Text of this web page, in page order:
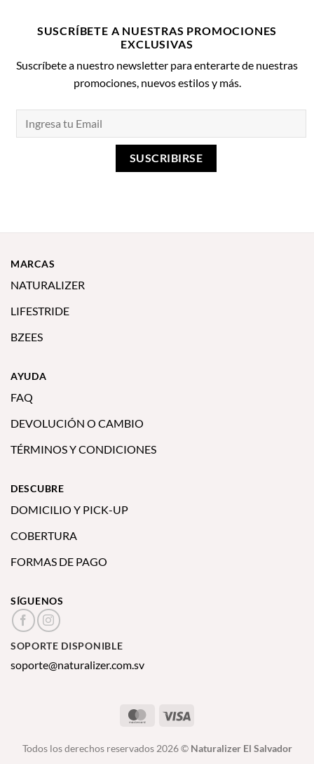
SUSCRÍBETE A NUESTRAS PROMOCIONES
EXCLUSIVAS
Suscríbete a nuestro newsletter para enterarte de nuestras
promociones, nuevos estilos y más.
MARCAS
NATURALIZER
LIFESTRIDE
BZEES
AYUDA
FAQ
DEVOLUCIÓN O CAMBIO
TÉRMINOS Y CONDICIONES
DESCUBRE
DOMICILIO Y PICK-UP
COBERTURA
FORMAS DE PAGO
SÍGUENOS
SOPORTE DISPONIBLE
soporte@naturalizer.com.sv
MasterCard
Todos los derechos reservados 2026 © Naturalizer El Salvador